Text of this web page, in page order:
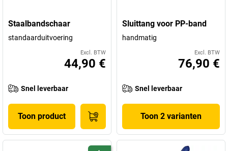
Staalbandschaar
standaarduitvoering
Excl. BTW
44,90 €
Snel leverbaar
Toon product
Sluittang voor PP-band
handmatig
Excl. BTW
76,90 €
Snel leverbaar
Toon 2 varianten